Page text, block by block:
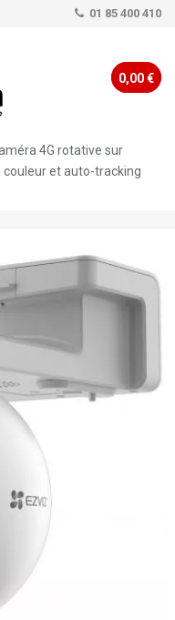
01 85 400 410
0,00 €
4G rotative sur
couleur et auto-tracking